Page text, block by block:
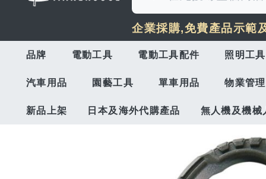
尋
搜
尋
企業採購,免費產品示範
品牌 電動工具 電動工具配件 照明工具
汽車用品 園藝工具 單車用品 物業管
新品上架 日本及海外代購產品 無人機及機械